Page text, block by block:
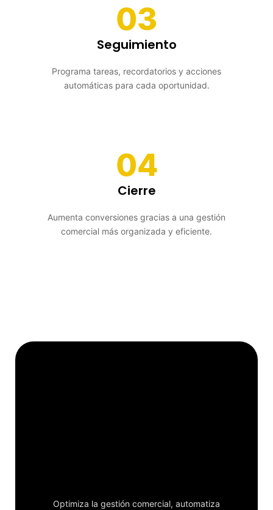
03
Seguimiento
Programa tareas, recordatorios y acciones
automáticas para cada oportunidad.
04
Cierre
Aumenta conversiones gracias a una gestión
comercial más organizada y eficiente.
Optimiza la gestión comercial, automatiza